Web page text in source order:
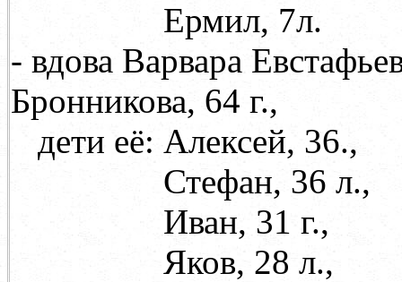
Ермил, 7л.
- вдова Варвара
Бронникова, 64 г.,
дети её: Алексей, 36.,
Стефан, 36 л.,
Иван, 31 г.,
Яков, 28 л.,